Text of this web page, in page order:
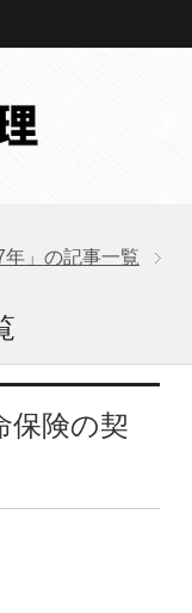
年」の記事一覧
保険の契